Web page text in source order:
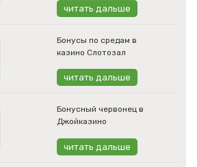
читать дальше
Бонусы по средам в
казино Слотозал
читать дальше
Бонусный червонец в
Джойказино
читать дальше